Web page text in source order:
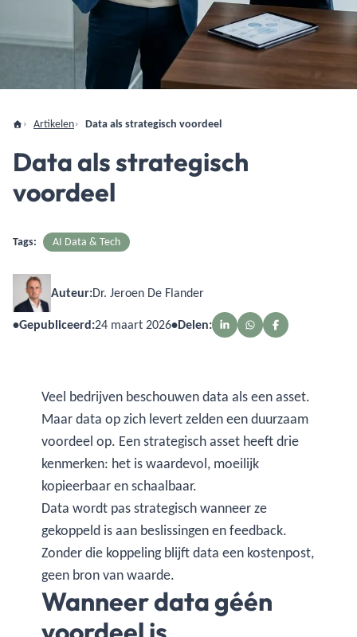
Artikelen Data als strategisch voordeel
Data als strategisch
voordeel
Tags: AI Data & Tech
Auteur:Dr. Jeroen De Flander
•Gepubliceerd:24 maart 2026•Delen:
Veel bedrijven beschouwen data als een asset.
Maar data op zich levert zelden een duurzaam
voordeel op. Een strategisch asset heeft drie
kenmerken: het is waardevol, moeilijk
kopieerbaar en schaalbaar.
Data wordt pas strategisch wanneer ze
gekoppeld is aan beslissingen en feedback.
Zonder die koppeling blijft data een kostenpost,
geen bron van waarde.
Wanneer data géén